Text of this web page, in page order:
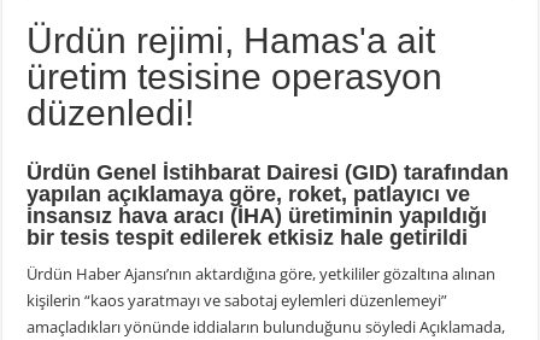
Ürdün rejimi, Hamas'a ait
üretim tesisine operasyon
düzenledi!
Ürdün Genel İstihbarat Dairesi (GID) tarafından
yapılan açıklamaya göre, roket, patlayıcı ve
insansız hava aracı (İHA) üretiminin yapıldığı
bir tesis tespit edilerek etkisiz hale getirildi
Ürdün Haber Ajansı’nın aktardığına göre, yetkililer gözaltına alınan
kişilerin “kaos yaratmayı ve sabotaj eylemleri düzenlemeyi”
amaçladıkları yönünde iddiaların bulunduğunu söyledi Açıklamada,